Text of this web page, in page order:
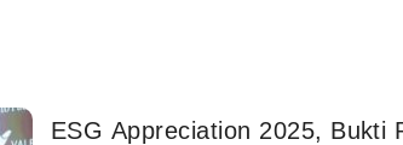
ESG Appreciation 2025, Bukti